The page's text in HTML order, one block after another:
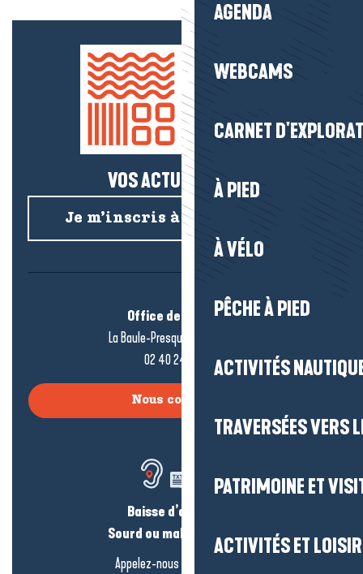
AGENDA
WEBCAMS
CARNET
À PIED
À VÉLO
PÊCHE À PIED
ACTIVITÉS
TRAVERSÉES VERS
PATRIMOINE ET
ACTIVITÉS ET
VOS ACTUS SALÉES !
Je m’inscris à la newsletter
Office de tourisme
La Baule-Presqu’île de Guérande
02 40 24 34 44
Nous contacter
Baisse d’audition ?
Sourd ou malentendant ?
Appelez-nous en